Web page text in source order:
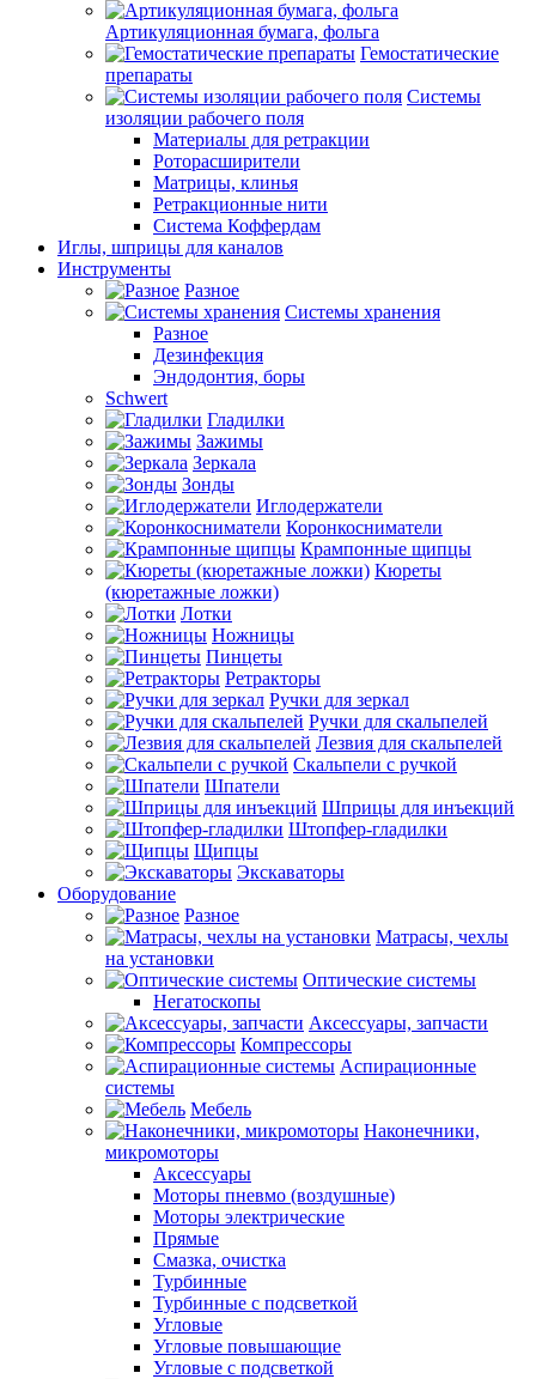
Артикуляционная бумага, фольга
Гемостатические
препараты
Системы
изоляции рабочего поля
Материалы для ретракции
Роторасширители
Матрицы, клинья
Ретракционные нити
Система Коффердам
Иглы, шприцы для каналов
Инструменты
Разное
Системы хранения
Разное
Дезинфекция
Эндодонтия, боры
Schwert
Гладилки
Зажимы
Зеркала
Зонды
Иглодержатели
Коронкосниматели
Крампонные щипцы
Кюреты
(кюретажные ложки)
Лотки
Ножницы
Пинцеты
Ретракторы
Ручки для зеркал
Ручки для скальпелей
Лезвия для скальпелей
Скальпели с ручкой
Шпатели
Шприцы для инъекций
Штопфер-гладилки
Щипцы
Экскаваторы
Оборудование
Разное
Матрасы, чехлы
на установки
Оптические системы
Негатоскопы
Аксессуары, запчасти
Компрессоры
Аспирационные
системы
Мебель
Наконечники,
микромоторы
Аксессуары
Моторы пневмо (воздушные)
Моторы электрические
Прямые
Смазка, очистка
Турбинные
Турбинные с подсветкой
Угловые
Угловые повышающие
Угловые с подсветкой